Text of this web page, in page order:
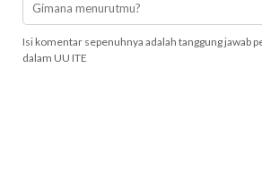
Isi komentar sepenuhnya adalah tanggung jawab
dalam UU ITE